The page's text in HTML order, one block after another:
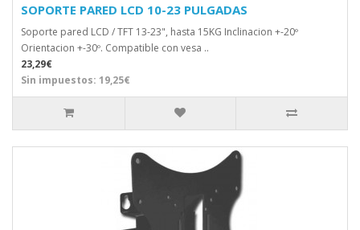
SOPORTE PARED LCD 10-23 PULGADAS
Soporte pared LCD / TFT 13-23", hasta 15KG Inclinacion +-20º
Orientacion +-30º. Compatible con vesa ..
23,29€
Sin impuestos: 19,25€